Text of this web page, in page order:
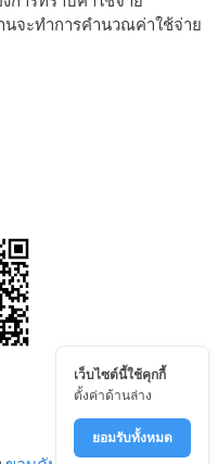
นจะทำการคำนวณค่าใช้จ่าย
เว็บไซต์นี้ใช้คุกกี้
ตั้งค่าด้านล่าง
ยอมรับทั้งหมด